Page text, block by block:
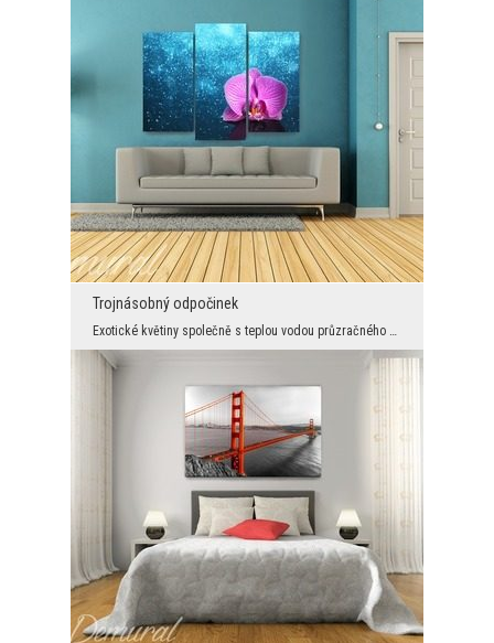
Trojnásobný odpočinek
Exotické květiny společně s teplou vodou průzračného moře. Vystačí pouze pár slov, které zapůsobí...